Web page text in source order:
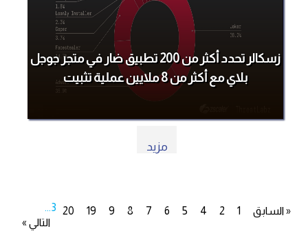
زسكالر تحدد أكثر من 200 تطبيق ضار في متجر جوجل
بلاي مع أكثر من 8 ملايين عملية تثبيت
مزيد
« السابق 1
2
3 4
5
6
7
8
9
... 19
20
التالي »